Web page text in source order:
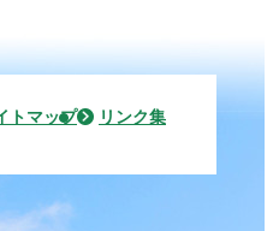
トマップ
リンク集